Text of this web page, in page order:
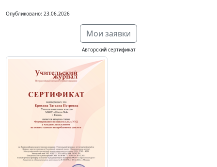
Опубликовано: 23.06.2026
Мои заявки
Авторский сертификат